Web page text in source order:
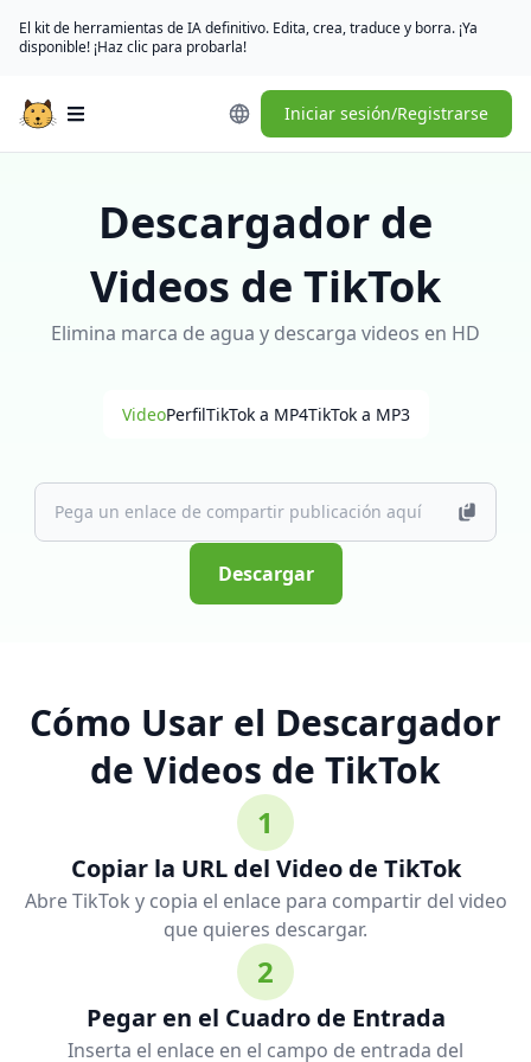
El kit de herramientas de IA definitivo. Edita, crea, traduce y borra. ¡Ya
disponible! ¡Haz clic para probarla!
Open main menu Iniciar sesión/Registrarse
Descargador de
Videos de TikTok
Elimina marca de agua y descarga videos en HD
VideoPerfilTikTok a MP4TikTok a MP3
Descargar
Cómo Usar el Descargador
de Videos de TikTok
1
Copiar la URL del Video de TikTok
Abre TikTok y copia el enlace para compartir del video
que quieres descargar.
2
Pegar en el Cuadro de Entrada
Inserta el enlace en el campo de entrada del